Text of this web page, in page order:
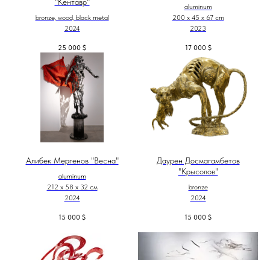
"Кентавр"
bronze, wood, black metal
2024
25 000 $
aluminum
200 х 45 х 67 cm
2023
17 000 $
Алибек Мергенов "Весна"
aluminum
212 х 58 х 32 см
2024
15 000 $
Даурен Досмагамбетов
"Крысолов"
bronze
2024
15 000 $